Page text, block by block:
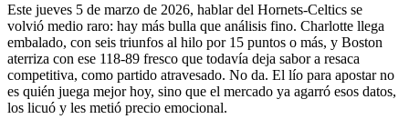
Este jueves 5 de marzo de 2026, hablar del Hornets-Celtics se
volvió medio raro: hay más bulla que análisis fino. Charlotte llega
embalado, con seis triunfos al hilo por 15 puntos o más, y Boston
aterriza con ese 118-89 fresco que todavía deja sabor a resaca
competitiva, como partido atravesado. No da. El lío para apostar no
es quién juega mejor hoy, sino que el mercado ya agarró esos datos,
los licuó y les metió precio emocional.